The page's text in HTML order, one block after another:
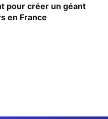
pour créer un géant
en France